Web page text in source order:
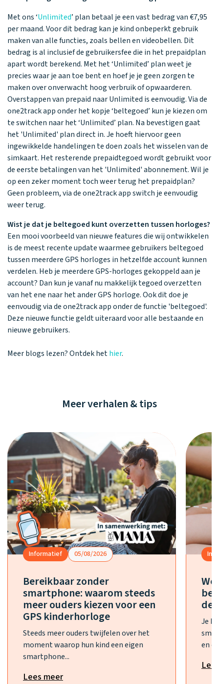
Met ons ‘Unlimited’ plan betaal je een vast bedrag van €7,95
per maand. Voor dit bedrag kan je kind onbeperkt gebruik
maken van alle functies, zoals bellen en videobellen. Dit
bedrag is al inclusief de gebruikersfee die in het prepaidplan
apart wordt berekend. Met het ‘Unlimited’ plan weet je
precies waar je aan toe bent en hoef je je geen zorgen te
maken over onverwacht hoog verbruik of opwaarderen.
Overstappen van prepaid naar Unlimited is eenvoudig. Via de
one2track app onder het kopje ‘beltegoed’ kun je kiezen om
te switchen naar het ‘Unlimited’ plan. Na bevestigen gaat
het 'Unlimited' plan direct in. Je hoeft hiervoor geen
ingewikkelde handelingen te doen zoals het wisselen van de
simkaart. Het resterende prepaidtegoed wordt gebruikt voor
de eerste betalingen van het 'Unlimited' abonnement. Wil je
op een zeker moment toch weer terug het prepaidplan?
Geen probleem, via de one2track app switch je eenvoudig
weer terug.
Wist je dat je beltegoed kunt overzetten tussen horloges?
Een mooi voorbeeld van nieuwe features die wij ontwikkelen
is de meest recente update waarmee gebruikers beltegoed
tussen meerdere GPS horloges in hetzelfde account kunnen
verdelen. Heb je meerdere GPS-horloges gekoppeld aan je
account? Dan kun je vanaf nu makkelijk tegoed overzetten
van het ene naar het ander GPS horloge. Ook dit doe je
eenvoudig via de one2track app onder de functie 'beltegoed'.
Deze nieuwe functie geldt uiteraard voor alle bestaande en
nieuwe gebruikers.
Meer blogs lezen? Ontdek hethier.
Meer verhalen & tips
Informatief 05/08/2026
Bereikbaar zonder
smartphone: waarom steeds
meer ouders kiezen voor een
GPS kinderhorloge
Steeds meer ouders twijfelen over het
moment waarop hun kind een eigen
smartphone...
Lees meer
de
Je
en